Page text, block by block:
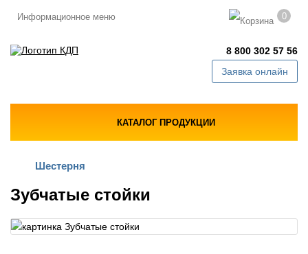
Информационное меню 0
8 800 302 57 56
Заявка онлайн
КАТАЛОГ ПРОДУКЦИИ
Шестерня
Зубчатые стойки